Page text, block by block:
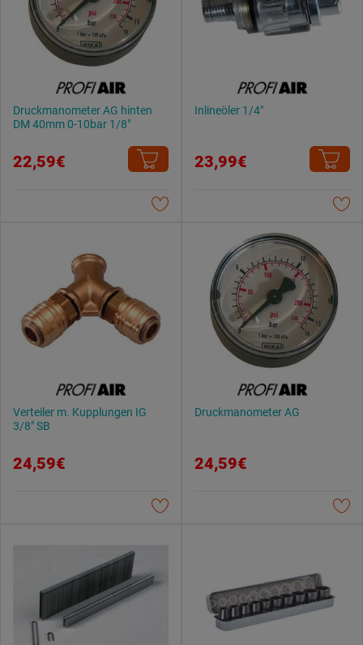
Druckmanometer AG hinten
DM 40mm 0-10bar 1/8"
22,59€
Inlineöler 1/4"
23,99€
Verteiler m. Kupplungen IG
3/8" SB
24,59€
Druckmanometer AG
24,59€